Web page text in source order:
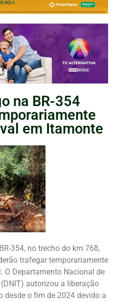
na BR-354
em Itamonte
354, no trecho do km 768,
trafegar temporariamente
O Departamento Nacional de
autorizou a liberação
desde o fim de 2024 devido a